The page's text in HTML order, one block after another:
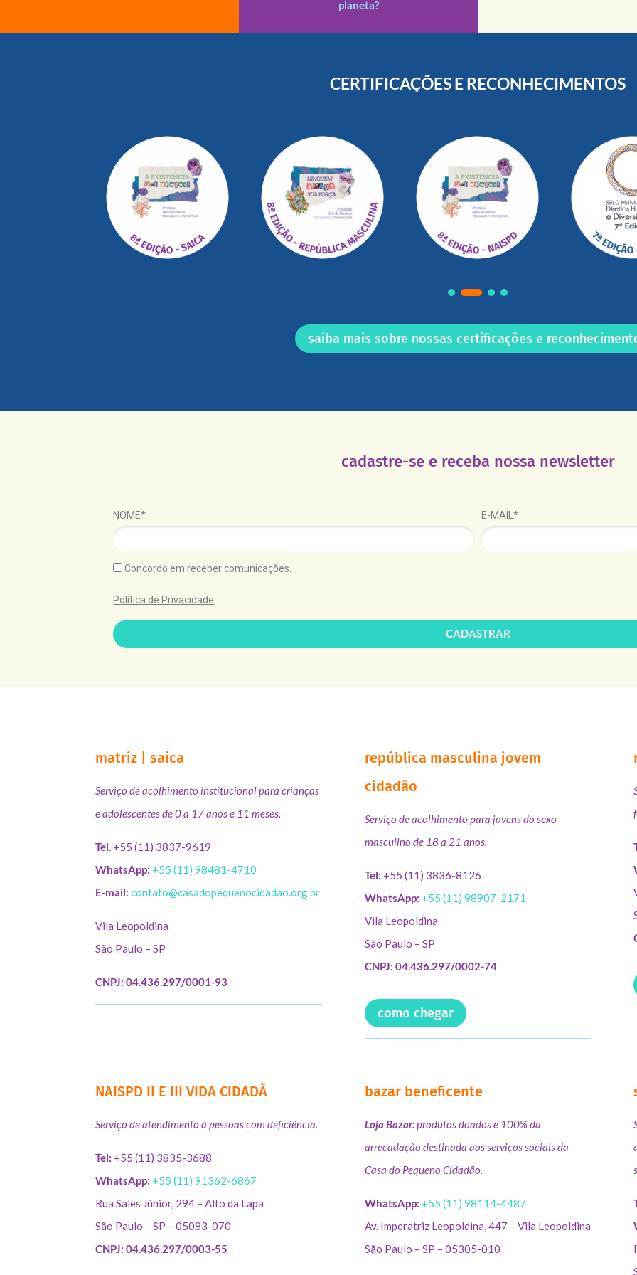
planeta?
CERTIFICAÇÕES E RECONHECIMENTOS
saiba mais sobre nossas certificações e
cadastre-se e receba nossa newsletter
NOME* E-MAIL*
Concordo em receber comunicações.
Política de Privacidade
CADASTRAR
matriz | saica
Serviço de acolhimento institucional para crianças
e adolescentes de 0 a 17 anos e 11 meses.
Tel. +55 (11) 3837-9619
WhatsApp: +55 (11) 98481-4710
E-mail: contato@casadopequenocidadao.org.br
Vila Leopoldina
São Paulo – SP
CNPJ: 04.436.297/0001-93
república masculina jovem
cidadão
Serviço de acolhimento para jovens do sexo
masculino de 18 a 21 anos.
Tel: +55 (11) 3836-8126
WhatsApp: +55 (11) 98907-2171
Vila Leopoldina
São Paulo – SP
CNPJ: 04.436.297/0002-74
como chegar
NAISPD II E III VIDA CIDADÃ
Serviço de atendimento à pessoas com deficiência.
Tel: +55 (11) 3835-3688
WhatsApp: +55 (11) 91362-6867
Rua Sales Júnior, 294 – Alto da Lapa
São Paulo – SP – 05083-070
CNPJ: 04.436.297/0003-55
bazar beneficente
Loja Bazar:produtos doados e 100% da
arrecadação destinada aos serviços sociais da
Casa do Pequeno Cidadão.
WhatsApp: +55 (11) 98114-4487
Av. Imperatriz Leopoldina, 447 – Vila Leopoldina
São Paulo – SP – 05305-010